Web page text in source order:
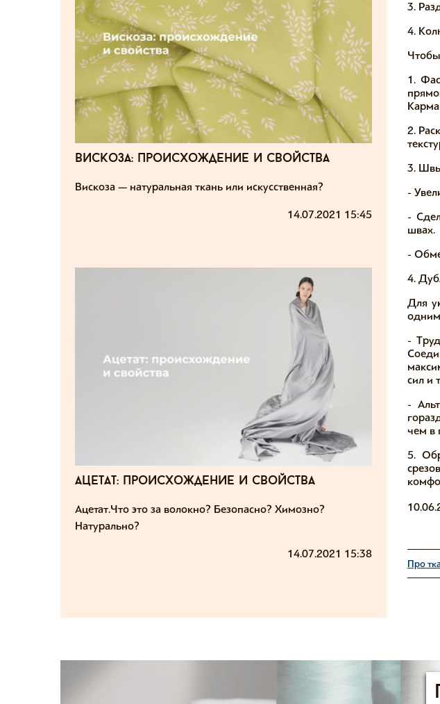
вискоза: происхождение и свойства
Вискоза — натуральная ткань или искусственная?
14.07.2021 15:45
ацетат: происхождение и свойства
Ацетат. Что это за волокно? Безопасно? Химозно?
Натурально?
14.07.2021 15:38
3.
4.
Чтобы
1.
2.
3.
-
-
швах.
-
4.
Для
одним
-
сил и
-
чем в
5.
Про